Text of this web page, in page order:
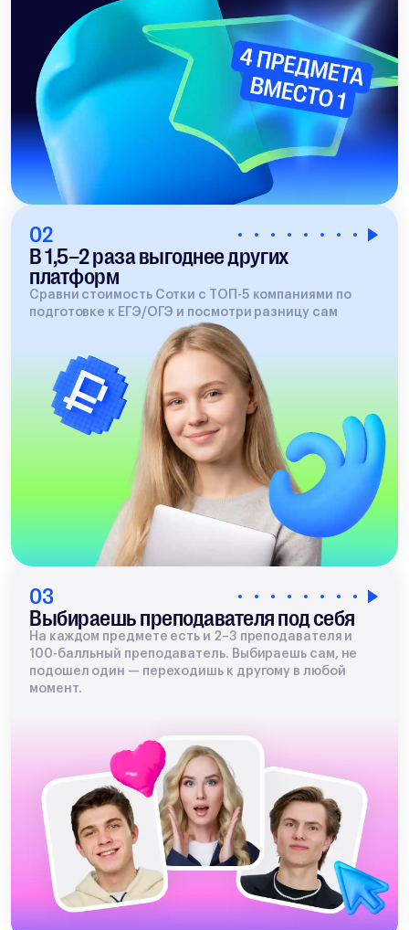
02
В 1,5–2 раза выгоднее других
платформ
Сравни стоимость Сотки с ТОП-5 компаниями по
подготовке к ЕГЭ/ОГЭ и посмотри разницу сам
03
Выбираешь преподавателя под себя
На каждом предмете есть и 2–3 преподавателя и
100-балльный преподаватель. Выбираешь сам, не
подошел один — переходишь к другому в любой
момент.